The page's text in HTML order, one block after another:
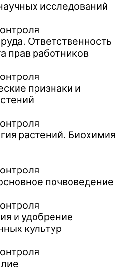
исследований
Ответственность
прав работников
признаки и
растений. Биохимия
почвоведение
и удобрение
культур